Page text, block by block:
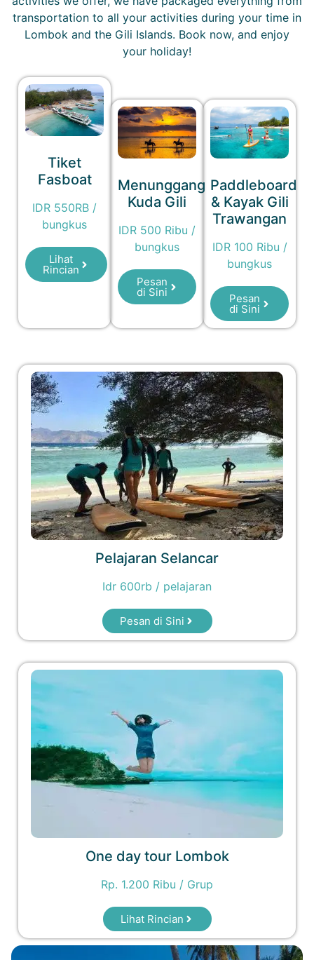
transportation to all your activities during your time in
Lombok and the Gili Islands. Book now, and enjoy
your holiday!
Tiket
Fasboat
IDR 550RB /
bungkus
Lihat
Rincian
Menunggang
Kuda Gili
IDR 500 Ribu /
bungkus
Pesan
di Sini
Paddleboard
& Kayak Gili
Trawangan
IDR 100 Ribu /
bungkus
Pesan
di Sini
Pelajaran Selancar
Idr 600rb / pelajaran
Pesan di Sini
One day tour Lombok
Rp. 1.200 Ribu / Grup
Lihat Rincian